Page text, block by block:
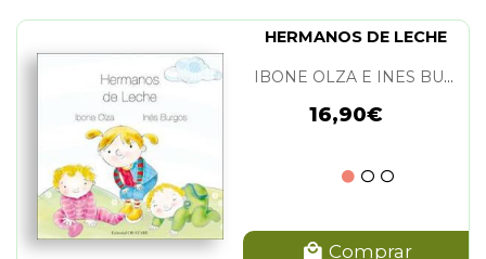
HERMANOS DE LECHE
IBONE OLZA E INES BURGOS
16,90€
Comprar